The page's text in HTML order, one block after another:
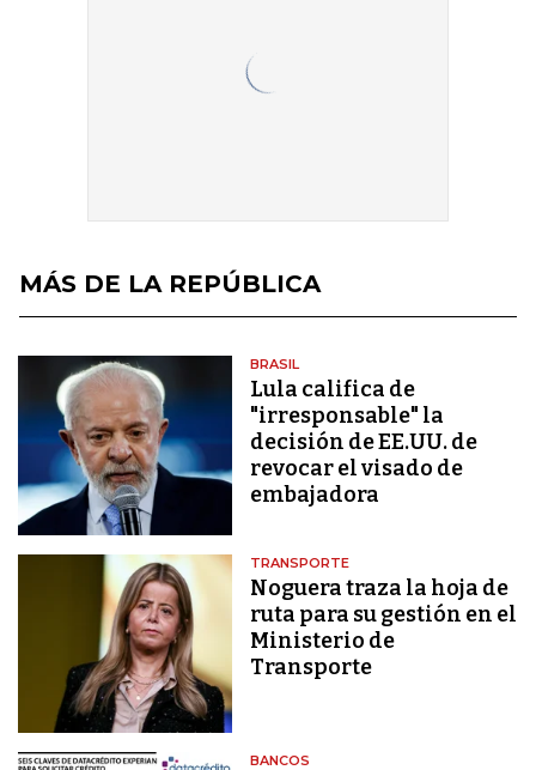
MÁS DE LA REPÚBLICA
BRASIL
Lula califica de
"irresponsable" la
decisión de EE.UU. de
revocar el visado de
embajadora
TRANSPORTE
Noguera traza la hoja de
ruta para su gestión en el
Ministerio de
Transporte
BANCOS